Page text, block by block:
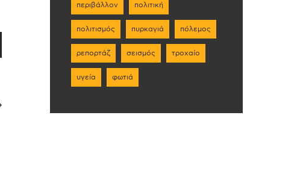
περιβάλλον πολιτική
πολιτισμός πυρκαγιά πόλεμος
ρεπορτάζ σεισμός τροχαίο
υγεία φωτιά